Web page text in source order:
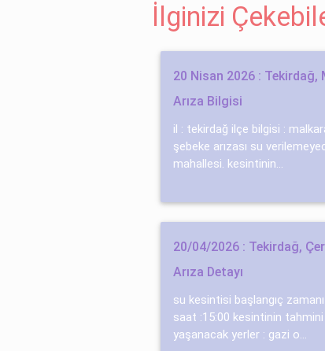
İlginizi
20 Nisan 2026 : Tekirdağ,
Arıza Bilgisi
il : tekirdağ ilçe bilgisi :
şebeke arızası su
mahallesi. kesintinin...
20/04/2026 : Tekirdağ,
Arıza Detayı
su kesintisi başlangıç
saat :15:00 kesintinin
yaşanacak yerler : gazi̇ o...